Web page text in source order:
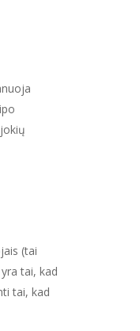
(tai
tai, kad
tai, kad